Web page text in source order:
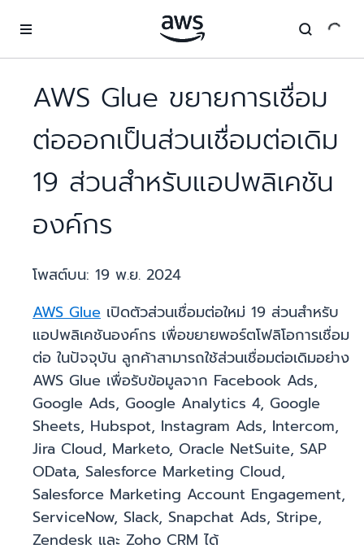
AWS Glue ขยายการเชื่อม
ต่อออกเป็นส่วนเชื่อมต่อเดิม
19 ส่วนสำหรับแอปพลิเคชัน
องค์กร
โพสต์บน: 19 พ.ย. 2024
AWS Glue เปิดตัวส่วนเชื่อมต่อใหม่ 19 ส่วนสำหรับ
แอปพลิเคชันองค์กร เพื่อขยายพอร์ตโฟลิโอการเชื่อม
ต่อ ในปัจจุบัน ลูกค้าสามารถใช้ส่วนเชื่อมต่อเดิมอย่าง
AWS Glue เพื่อรับข้อมูลจาก Facebook Ads,
Google Ads, Google Analytics 4, Google
Sheets, Hubspot, Instagram Ads, Intercom,
Jira Cloud, Marketo, Oracle NetSuite, SAP
OData, Salesforce Marketing Cloud,
Salesforce Marketing Account Engagement,
ServiceNow, Slack, Snapchat Ads, Stripe,
Zendesk และ Zoho CRM ได้